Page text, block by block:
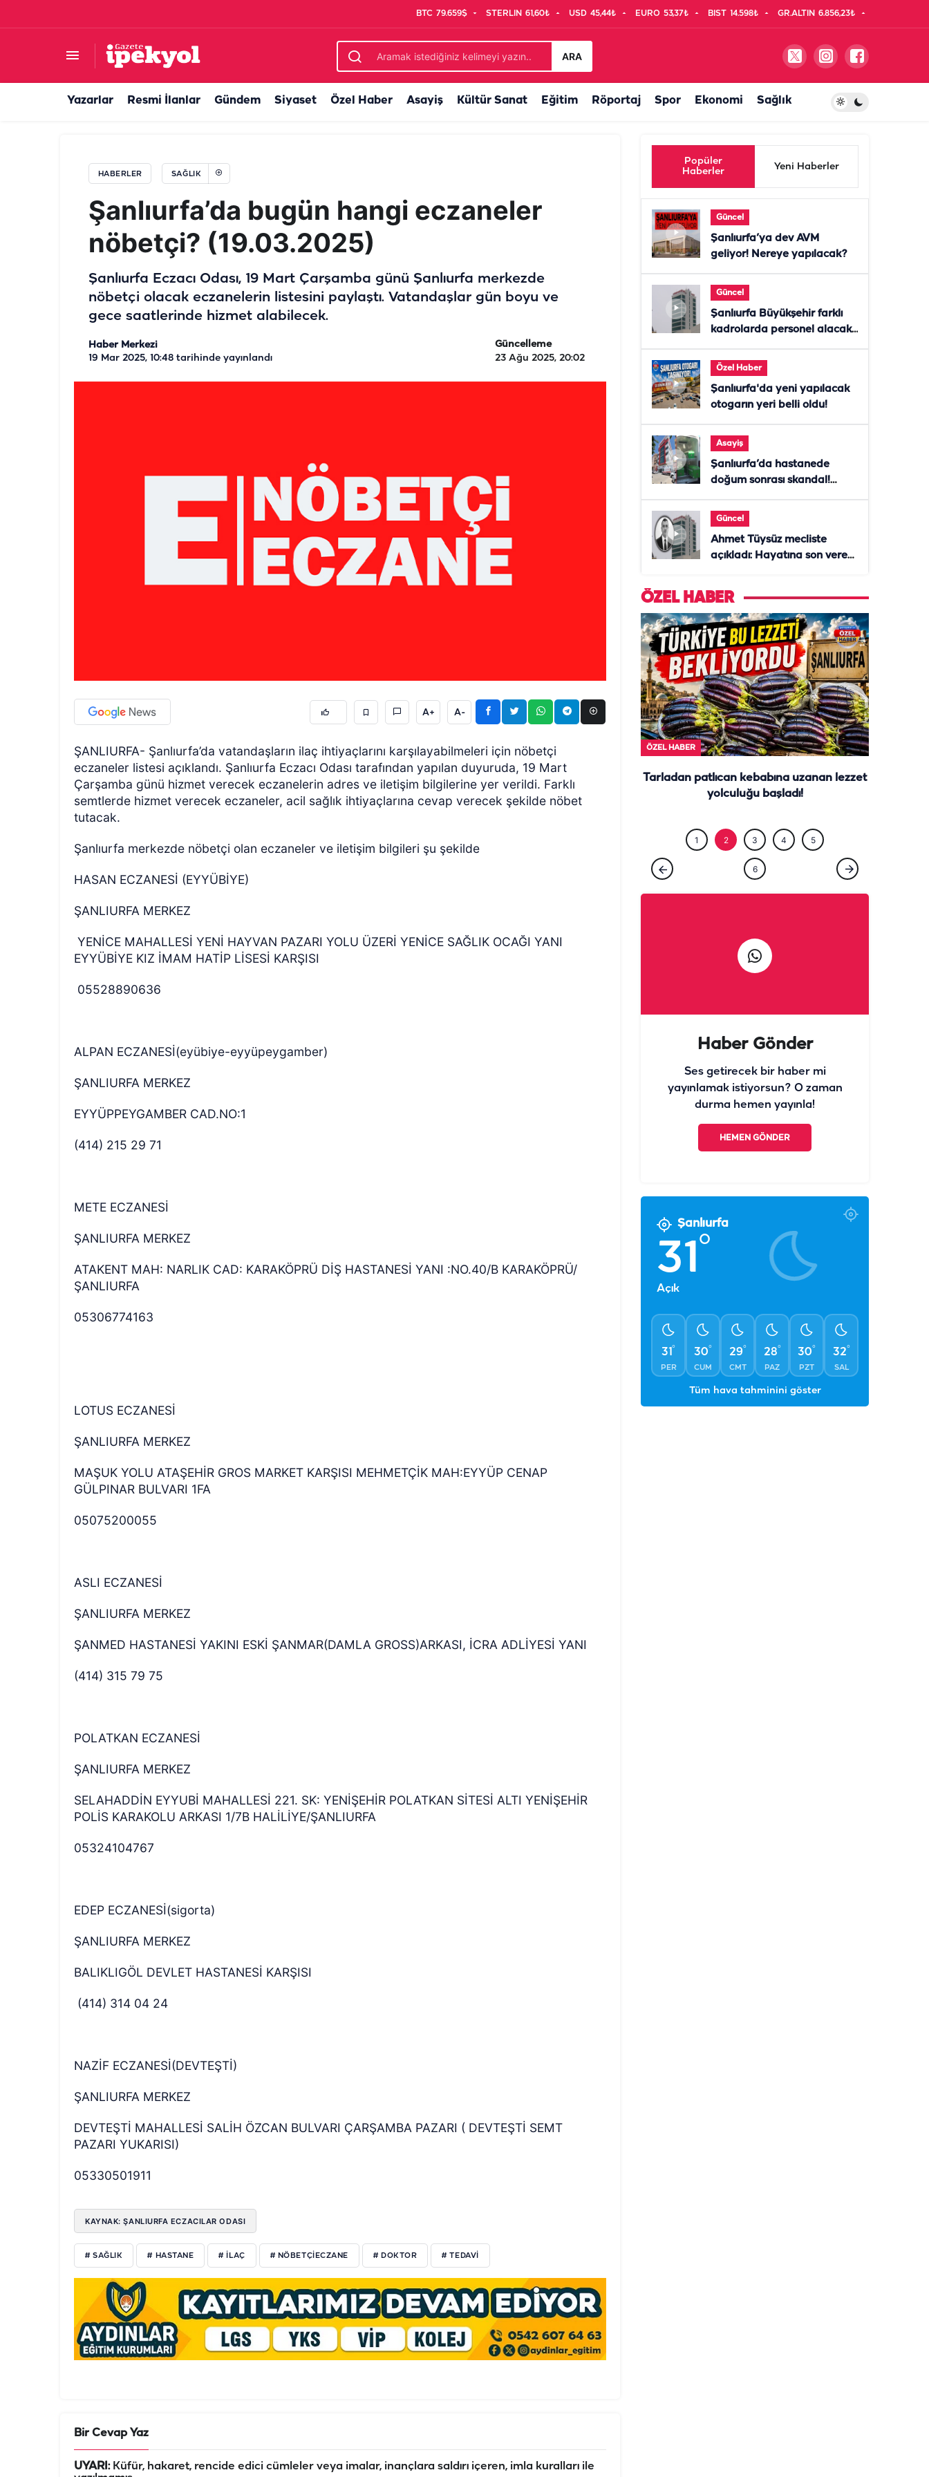
BTC 79.659$ STERLIN 61,60₺ USD 45,44₺ EURO 53,37₺ BIST 14.598₺ GR.ALTIN 6.856,23₺
ARA
Yazarlar Resmi İlanlar Gündem Siyaset Özel Haber Asayiş Kültür Sanat Eğitim Röportaj Spor Ekonomi Sağlık
HABERLER SAĞLIK
Şanlıurfa’da bugün hangi eczaneler
nöbetçi? (19.03.2025)
Şanlıurfa Eczacı Odası, 19 Mart Çarşamba günü Şanlıurfa merkezde
nöbetçi olacak eczanelerin listesini paylaştı. Vatandaşlar gün boyu ve
gece saatlerinde hizmet alabilecek.
Haber Merkezi
19 Mar 2025, 10:48 tarihinde yayınlandı
Güncelleme
23 Ağu 2025, 20:02
A+ A-
ŞANLIURFA- Şanlıurfa’da vatandaşların ilaç ihtiyaçlarını karşılayabilmeleri için nöbetçi
eczaneler listesi açıklandı. Şanlıurfa Eczacı Odası tarafından yapılan duyuruda, 19 Mart
Çarşamba günü hizmet verecek eczanelerin adres ve iletişim bilgilerine yer verildi. Farklı
semtlerde hizmet verecek eczaneler, acil sağlık ihtiyaçlarına cevap verecek şekilde nöbet
tutacak.
Şanlıurfa merkezde nöbetçi olan eczaneler ve iletişim bilgileri şu şekilde
HASAN ECZANESİ (EYYÜBİYE)
ŞANLIURFA MERKEZ
YENİCE MAHALLESİ YENİ HAYVAN PAZARI YOLU ÜZERİ YENİCE SAĞLIK OCAĞI YANI
EYYÜBİYE KIZ İMAM HATİP LİSESİ KARŞISI
05528890636
ALPAN ECZANESİ(eyübiye-eyyüpeygamber)
ŞANLIURFA MERKEZ
EYYÜPPEYGAMBER CAD.NO:1
(414) 215 29 71
METE ECZANESİ
ŞANLIURFA MERKEZ
ATAKENT MAH: NARLIK CAD: KARAKÖPRÜ DİŞ HASTANESİ YANI :NO.40/B KARAKÖPRÜ/
ŞANLIURFA
05306774163
LOTUS ECZANESİ
ŞANLIURFA MERKEZ
MAŞUK YOLU ATAŞEHİR GROS MARKET KARŞISI MEHMETÇİK MAH:EYYÜP CENAP
GÜLPINAR BULVARI 1FA
05075200055
ASLI ECZANESİ
ŞANLIURFA MERKEZ
ŞANMED HASTANESİ YAKINI ESKİ ŞANMAR(DAMLA GROSS)ARKASI, İCRA ADLİYESİ YANI
(414) 315 79 75
POLATKAN ECZANESİ
ŞANLIURFA MERKEZ
SELAHADDİN EYYUBİ MAHALLESİ 221. SK: YENİŞEHİR POLATKAN SİTESİ ALTI YENİŞEHİR
POLİS KARAKOLU ARKASI 1/7B HALİLİYE/ŞANLIURFA
05324104767
EDEP ECZANESİ(sigorta)
ŞANLIURFA MERKEZ
BALIKLIGÖL DEVLET HASTANESİ KARŞISI
(414) 314 04 24
NAZİF ECZANESİ(DEVTEŞTİ)
ŞANLIURFA MERKEZ
DEVTEŞTİ MAHALLESİ SALİH ÖZCAN BULVARI ÇARŞAMBA PAZARI ( DEVTEŞTİ SEMT
PAZARI YUKARISI)
05330501911
KAYNAK: ŞANLIURFA ECZACILAR ODASI
# SAĞLIK # HASTANE # ILAÇ # NÖBETÇIECZANE # DOKTOR # TEDAVI
Bir Cevap Yaz
UYARI:Küfür, hakaret, rencide edici cümleler veya imalar, inançlara saldırı içeren, imla kuralları ile
Popüler
Haberler
Yeni Haberler
Güncel
Şanlıurfa’ya dev AVM
geliyor! Nereye yapılacak?
Güncel
Şanlıurfa Büyükşehir farklı
kadrolarda personel alacak!
Özel Haber
Şanlıurfa'da yeni yapılacak
otogarın yeri belli oldu!
Asayiş
Şanlıurfa’da hastanede
doğum sonrası skandal!
Güncel
Ahmet Tüysüz mecliste
açıkladı: Hayatına son veren
ÖZEL HABER
ÖZEL HABER ÖZEL HABER
Tarladan patlıcan kebabına uzanan lezzet
yolculuğu başladı!
1 2 3 4 5
6
Haber Gönder
Ses getirecek bir haber mi
yayınlamak istiyorsun? O zaman
durma hemen yayınla!
HEMEN GÖNDER
Şanlıurfa
31°
Açık
31°
PER
30°
CUM
29°
CMT
28°
PAZ
30°
PZT
32°
SAL
Tüm hava tahminini göster
Şanlıurfa’da nadir görülen tehlike: Görme kaybıyla başladı, tam 12 saat sürdü!